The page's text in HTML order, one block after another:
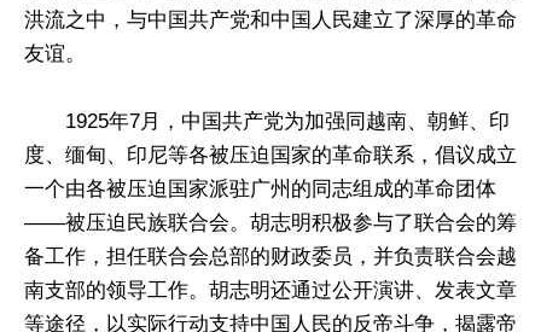
洪流之中，与中国共产党和中国人民建立了深厚的革命
友谊。
1925年7月，中国共产党为加强同越南、朝鲜、印
度、缅甸、印尼等各被压迫国家的革命联系，倡议成立
一个由各被压迫国家派驻广州的同志组成的革命团体
——被压迫民族联合会。胡志明积极参与了联合会的筹
备工作，担任联合会总部的财政委员，并负责联合会越
南支部的领导工作。胡志明还通过公开演讲、发表文章
等途径，以实际行动支持中国人民的反帝斗争，揭露帝